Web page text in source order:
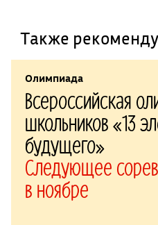
Также
Олимпиада
Всероссийская
школьников «13
будущего»
Следующее
в ноябре